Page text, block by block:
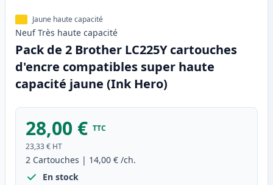
Jaune haute capacité
Neuf Très haute capacité
Pack de 2 Brother LC225Y cartouches
d'encre compatibles super haute
capacité jaune (Ink Hero)
28,00 € TTC
23,33 € HT
2 Cartouches | 14,00 € /ch.
En stock